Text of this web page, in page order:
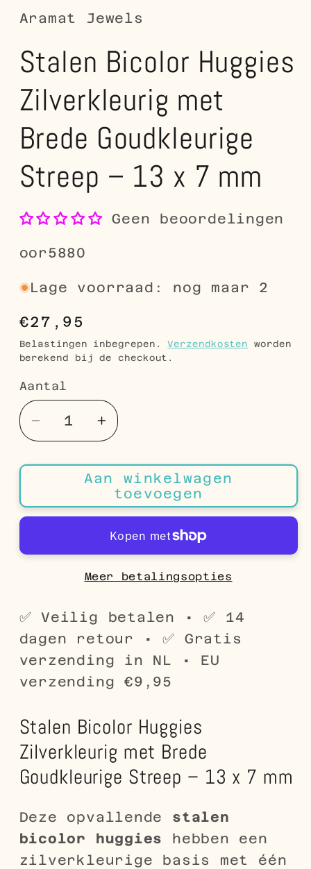
Aramat Jewels
Stalen Bicolor Huggies
Zilverkleurig met
Brede Goudkleurige
Streep – 13 x 7 mm
Geen beoordelingen
SKU:
oor5880
Lage voorraad: nog maar 2
Normale
prijs
€27,95
Belastingen inbegrepen.Verzendkosten worden
berekend bij de checkout.
Aantal
Aantal
Aantal
verlagen
voor
Bicolor
Huggies
Zilverkleurig
met
Streep
–
13
7
Aantal
verhogen
voor
Stalen
Bicolor
Huggies
Zilverkleurig
met
Brede
Streep
–
13
x
7
Aan winkelwagen
toevoegen
Meer betalingsopties
✅ Veilig betalen • ✅ 14
dagen retour • ✅ Gratis
verzending in NL • EU
verzending €9,95
Stalen Bicolor Huggies
Zilverkleurig met Brede
Goudkleurige Streep – 13 x 7 mm
Deze opvallende stalen
bicolor huggies
hebben een
zilverkleurige basis met één